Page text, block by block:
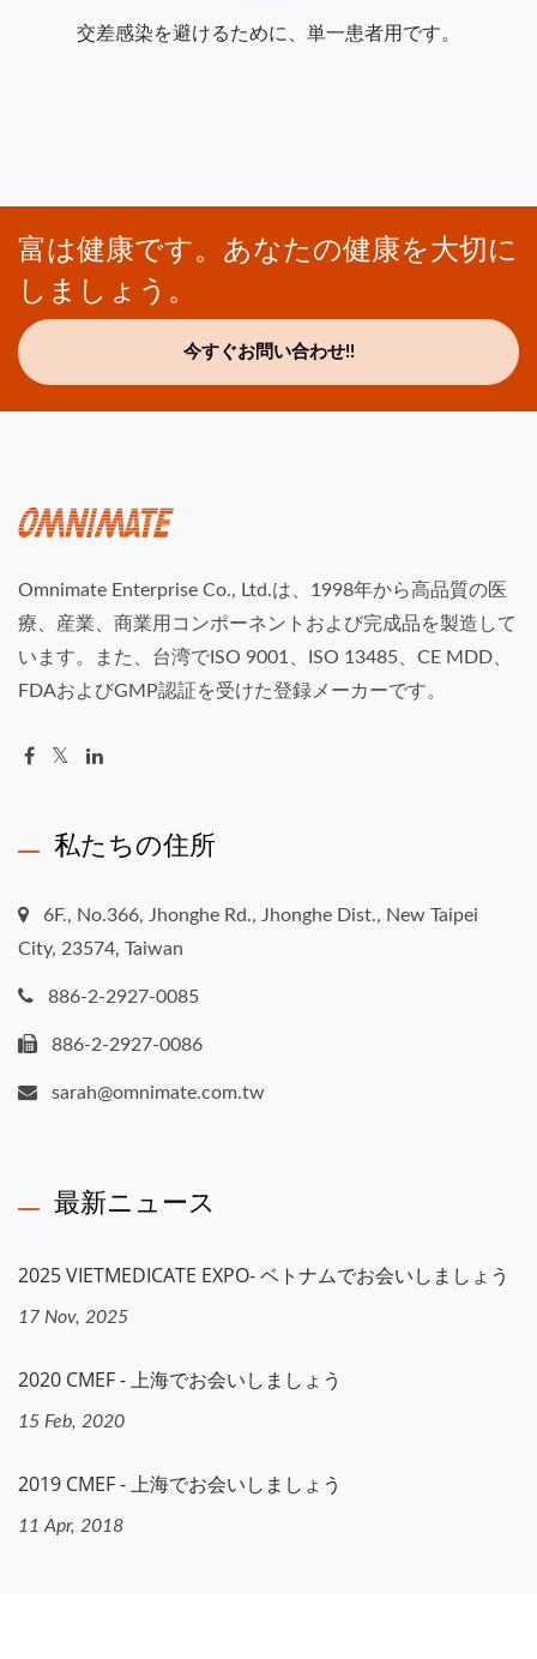
交差感染を避けるために、単一患者用です。
富は健康です。あなたの健康を大切に
しましょう。
今すぐお問い合わせ!!
Omnimate Enterprise Co., Ltd.は、1998年から高品質の医
療、産業、商業用コンポーネントおよび完成品を製造して
います。また、台湾でISO 9001、ISO 13485、CE MDD、
FDAおよびGMP認証を受けた登録メーカーです。
私たちの住所
6F., No.366, Jhonghe Rd., Jhonghe Dist., New Taipei
City, 23574, Taiwan
886-2-2927-0085
886-2-2927-0086
sarah@omnimate.com.tw
最新ニュース
2025 VIETMEDICATE EXPO- ベトナムでお会いしましょう
17 Nov, 2025
2020 CMEF - 上海でお会いしましょう
15 Feb, 2020
2019 CMEF - 上海でお会いしましょう
11 Apr, 2018